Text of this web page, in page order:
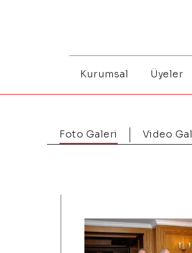
Kurumsal Üyeler
Foto Galeri Video